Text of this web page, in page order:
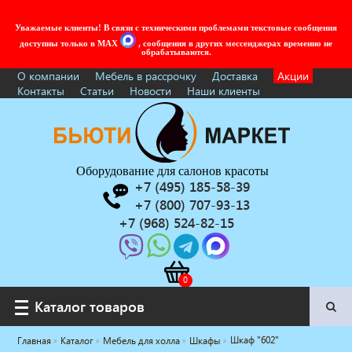
Уважаемые клиенты! В связи с техническими проблемами текстовые сообщения
доступны только в MAX
, сообщения в других мессенджерах временно не
обрабатываются.
О компании Мебель в рассрочку Доставка
Акции
Контакты
Статьи Новости Наши клиенты
Оборудование для салонов красоты
+7 (495) 185-58-39
+7 (800) 707-93-13
+7 (968) 524-82-15
Каталог товаров
Каталог товаров
Главная Каталог Мебель для холла Шкафы Шкаф "602"